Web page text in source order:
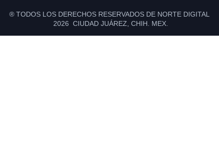
® TODOS LOS DERECHOS RESERVADOS DE NORTE DIGITAL
2026 CIUDAD JUÁREZ, CHIH. MEX.